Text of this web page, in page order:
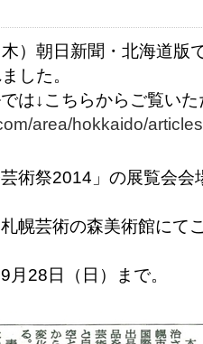
）朝日新聞・北海道版
した。
は↓こちらからご覧い
area/hokkaido/
術祭2014」の展覧会
幌芸術の森美術館にて
28日（日）まで。